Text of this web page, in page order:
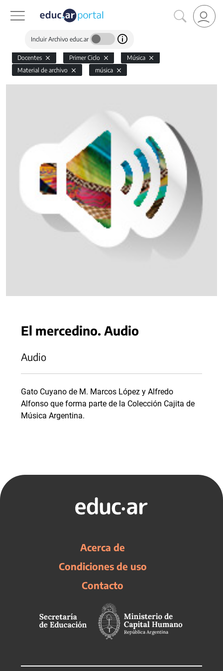
Incluir Archivo educ.ar
Docentes Primer Ciclo
Música
Material de archivo
música
El mercedino. Audio
Audio
Gato Cuyano de M. Marcos López y Alfredo
Alfonso que forma parte de la Colección Cajita de
Música Argentina.
Acerca de
Condiciones de uso
Contacto